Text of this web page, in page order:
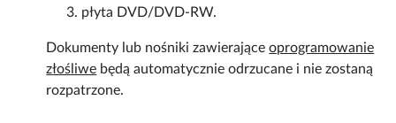
płyta DVD/DVD-RW.
Dokumenty lub nośniki zawierająceoprogramowanie
złośliwe będą automatycznie odrzucane i nie zostaną
rozpatrzone.